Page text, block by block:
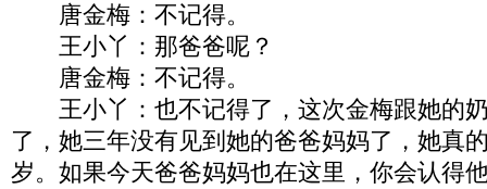
唐金梅：不记得。
王小丫：那爸爸呢？
唐金梅：不记得。
王小丫：也不记得了，这次金梅跟她的
了，她三年没有见到她的爸爸妈妈了，她真
岁。如果今天爸爸妈妈也在这里，你会认得